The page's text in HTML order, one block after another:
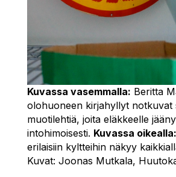
Kuvassa vasemmalla: Beritta
olohuoneen kirjahyllyt notkuvat
muotilehtiä, joita eläkkeelle
intohimoisesti. Kuvassa oikealla:
erilaisiin kyltteihin näkyy
Kuvat: Joonas Mutkala,